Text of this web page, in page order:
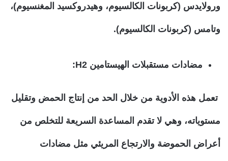
ورولايدس (كربونات الكالسيوم، وهيدروكسيد المغنسيوم)،
وتامس (كربونات الكالسيوم).
مضادات مستقبلات الهيستامين H2
:
تعمل هذه الأدوية من خلال الحد من إنتاج الحمض وتقليل
مستوياته، وهي لا تقدم المساعدة السريعة للتخلص من
أعراض الحموضة والارتجاع المريئي مثل مضادات